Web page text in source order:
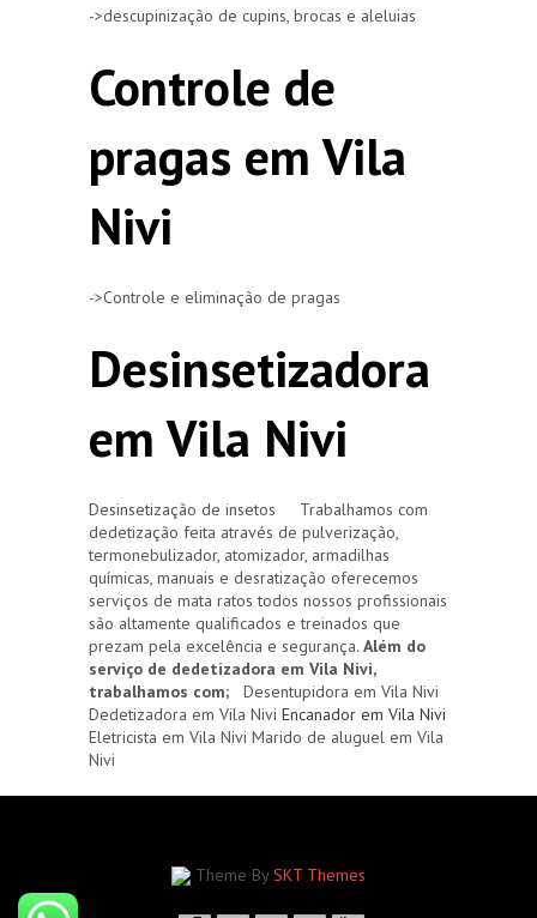
->descupinização de cupins, brocas e aleluias
Controle de
pragas em Vila
Nivi
->Controle e eliminação de pragas
Desinsetizadora
em Vila Nivi
Desinsetização de insetos Trabalhamos com
dedetização feita através de pulverização,
termonebulizador, atomizador, armadilhas
químicas, manuais e desratização oferecemos
serviços de mata ratos todos nossos profissionais
são altamente qualificados e treinados que
prezam pela excelência e segurança. Além do
serviço de dedetizadora em Vila Nivi,
trabalhamos com; Desentupidora em Vila Nivi
Dedetizadora em Vila Nivi Encanador em Vila Nivi
Eletricista em Vila Nivi Marido de aluguel em Vila
Nivi
Theme By SKT Themes